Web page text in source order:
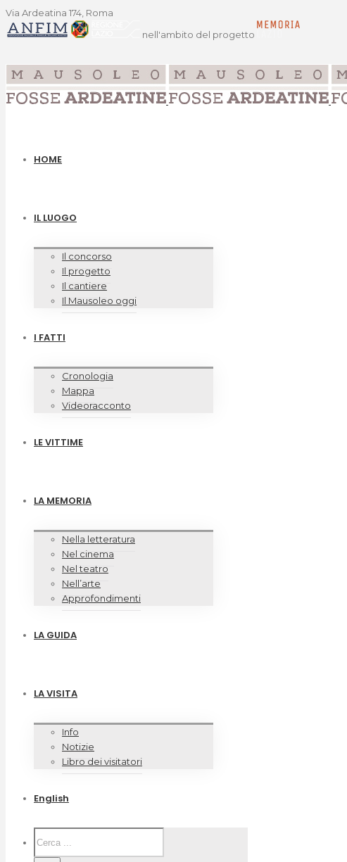
Via Ardeatina 174, Roma
nell'ambito del progetto
HOME
IL LUOGO
Il concorso
Il progetto
Il cantiere
Il Mausoleo oggi
I FATTI
Cronologia
Mappa
Videoracconto
LE VITTIME
LA MEMORIA
Nella letteratura
Nel cinema
Nel teatro
Nell’arte
Approfondimenti
LA GUIDA
LA VISITA
Info
Notizie
Libro dei visitatori
English